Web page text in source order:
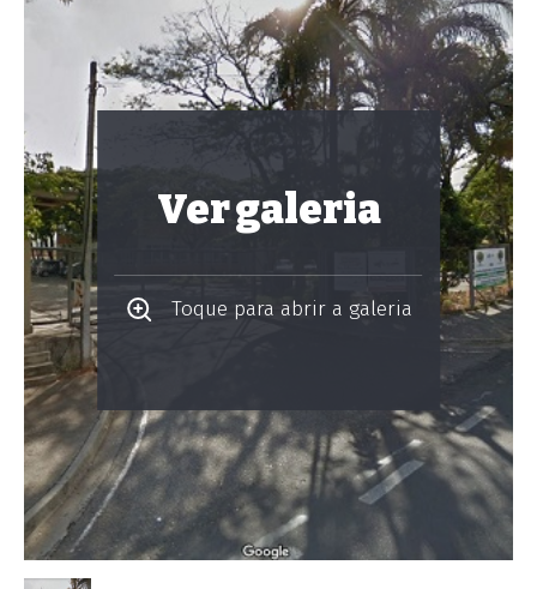
Ver galeria
Toque para abrir a galeria